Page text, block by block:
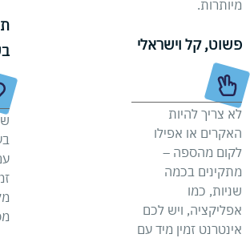
מיותרות.
פשוט, קל וישראלי
לא צריך להיות
האקרים או אפילו
לקום מהספה –
מתקינים בכמה
שניות, כמו
אפליקציה, ויש לכם
אינטרנט זמין מיד עם